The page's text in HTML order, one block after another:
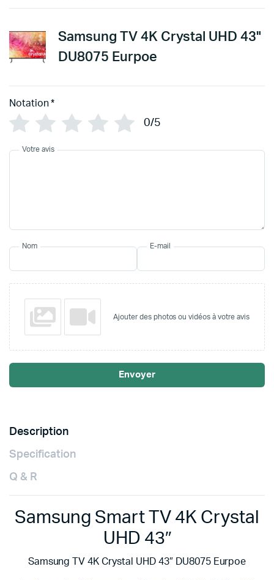
Samsung TV 4K Crystal UHD 43"
DU8075 Eurpoe
Notation *
0/5
Votre avis
Nom E-mail
Ajouter des photos ou vidéos à votre avis
Envoyer
Description
Specification
Q & R
Samsung Smart TV 4K Crystal
UHD 43″
Samsung TV 4K Crystal UHD 43″ DU8075 Eurpoe